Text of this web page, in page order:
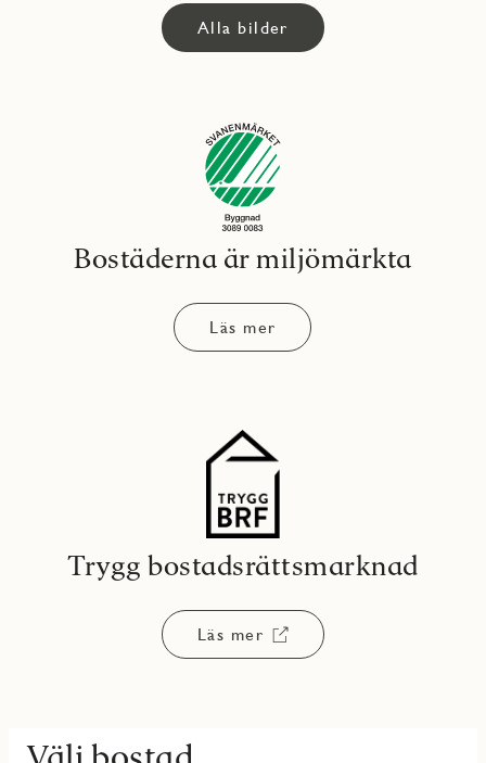
Alla bilder
Bostäderna är miljömärkta
Läs mer
Trygg bostadsrättsmarknad
Läs mer